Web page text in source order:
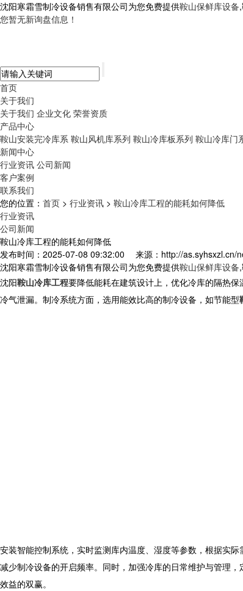
沈阳寒霜雪制冷设备销售有限公司为您免费提供鞍山保鲜库设备
您暂无新询盘信息！
首页
关于我们
关于我们 企业文化 荣誉资质
产品中心
鞍山安装完冷库系 鞍山风机库系列 鞍山冷库板系列 鞍山冷库门
新闻中心
行业资讯 公司新闻
客户案例
联系我们
您的位置： 首页 > 行业资讯 > 鞍山冷库工程的能耗如何降低
行业资讯
公司新闻
鞍山冷库工程的能耗如何降低
发布时间：2025-07-08 09:32:00
来源：http://as.syhsxzl.cn/
沈阳寒霜雪制冷设备销售有限公司为您免费提供鞍山保鲜库设备
沈阳鞍山冷库工程要降低能耗在建筑设计上，优化冷库的隔热
冷气泄漏。制冷系统方面，选用能效比高的制冷设备，如节能型
安装智能控制系统，实时监测库内温度、湿度等参数，根据实
减少制冷设备的开启频率。同时，加强冷库的日常维护与管理
效益的双赢。